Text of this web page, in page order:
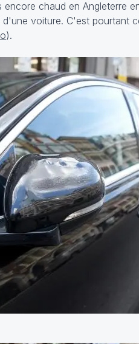
chaud en Angleterre
voiture. C'est pourtant
).